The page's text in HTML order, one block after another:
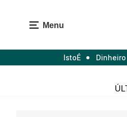
Menu
IstoÉ Dinheiro